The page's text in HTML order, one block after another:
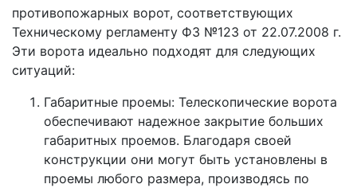
противопожарных ворот, соответствующих
Техническому регламенту ФЗ №123 от 22.07.2008 г.
Эти ворота идеально подходят для следующих
ситуаций:
Габаритные проемы: Телескопические ворота
обеспечивают надежное закрытие больших
габаритных проемов. Благодаря своей
конструкции они могут быть установлены в
проемы любого размера, производясь по